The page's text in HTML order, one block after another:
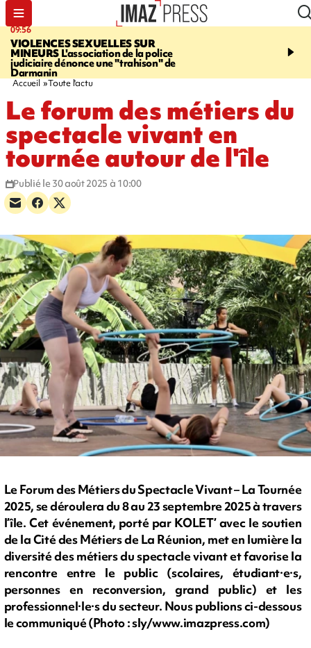
09:56
VIOLENCES SEXUELLES SUR
MINEURS L'association de la police
judiciaire dénonce une "trahison" de
Darmanin
12:19
grièvement blessé à
Accueil Toute l'actu
Le forum des métiers du
spectacle vivant en
tournée autour de l'île
Publié le 30 août 2025 à 10:00
Le Forum des Métiers du Spectacle Vivant – La Tournée
2025, se déroulera du 8 au 23 septembre 2025 à travers
l’île. Cet événement, porté par KOLET’ avec le soutien
de la Cité des Métiers de La Réunion, met en lumière la
diversité des métiers du spectacle vivant et favorise la
rencontre entre le public (scolaires, étudiant·e·s,
personnes en reconversion, grand public) et les
professionnel·le·s du secteur. Nous publions ci-dessous
le communiqué (Photo : sly/www.imazpress.com)